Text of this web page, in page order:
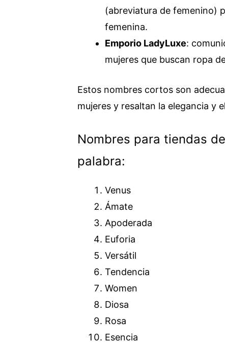
(abreviatura de femenino)
femenina.
Emporio LadyLuxe:
mujeres que buscan ropa
Estos nombres cortos son
mujeres y resaltan la elegancia y
Nombres para tiendas
palabra:
Venus
Ámate
Apoderada
Euforia
Versátil
Tendencia
Women
Diosa
Rosa
Esencia